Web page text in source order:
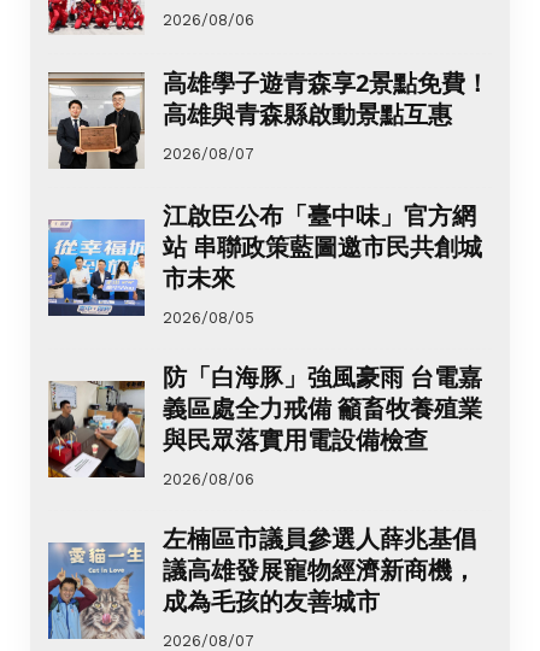
2026/08/06
高雄學子遊青森享2景點免費！
高雄與青森縣啟動景點互惠
2026/08/07
江啟臣公布「臺中味」官方網
站 串聯政策藍圖邀市民共創城
市未來
2026/08/05
防「白海豚」強風豪雨 台電嘉
義區處全力戒備 籲畜牧養殖業
與民眾落實用電設備檢查
2026/08/06
左楠區市議員參選人薛兆基倡
議高雄發展寵物經濟新商機，
成為毛孩的友善城市
2026/08/07